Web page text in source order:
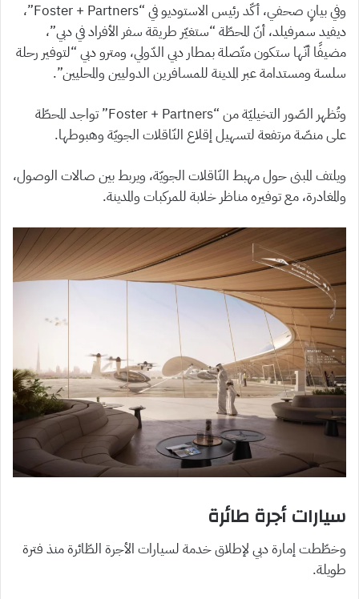
وفي بيانٍ صحفي، أكّد رئيس الاستوديو في “Foster + Partners”،
ديفيد سمرفيلد، أنّ المحطّة “ستغيّر طريقة سفر الأفراد في دبي”،
مضيفًا أنّها ستكون متّصلة بمطار دبي الدّولي، ومترو دبي “لتوفير رحلة
سلسة ومستدامة عبر المدينة للمسافرين الدوليين والمحليين”.
وتُظهر الصّور التخيليّة من “Foster + Partners” تواجد المحطّة
على منصّة مرتفعة لتسهيل إقلاع النّاقلات الجويّة وهبوطها.
ويلتف المبنى حول مهبط النّاقلات الجويّة، ويربط بين صالات الوصول،
والمغادرة، مع توفيره مناظر خلابة للمركبات والمدينة.
سيارات أجرة طائرة
وخطّطت إمارة دبي لإطلاق خدمة لسيارات الأجرة الطّائرة منذ فترة
طويلة.